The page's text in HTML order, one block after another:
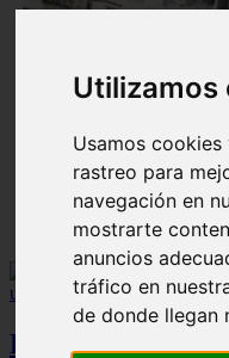
Utilizamos
Usamos
rastreo para
navegación en
mostrarte
anuncios
tráfico en
de donde llegan
▷ Zona Azul
Peugeot acelera